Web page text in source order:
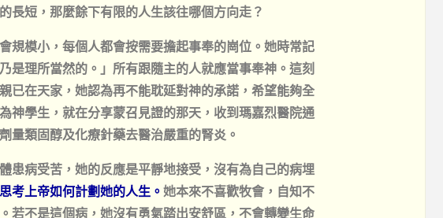
長短，那麼餘下有限的人生該往哪個方向走？
規模小，每個人都會按需要擔起事奉的崗位。她時常記
是理所當然的。」所有跟隨主的人就應當事奉神。這刻
已在天家，她認為再不能耽延對神的承諾，希望能夠全
神學生，就在分享蒙召見證的那天，收到瑪嘉烈醫院通
量類固醇及化療針藥去醫治嚴重的腎炎。
患病受苦，她的反應是平靜地接受，沒有為自己的病埋
考上帝如何計劃她的人生。她本來不喜歡牧會，自知不
若不是這個病，她沒有勇氣踏出安舒區，不會轉變生命